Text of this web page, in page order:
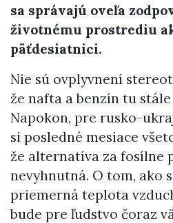
sa správajú oveľa
životnému prostrediu
päťdesiatnici.
Nie sú ovplyvnení
že nafta a benzín tu
Napokon, pre rusko-
si posledné mesiace
že alternatíva za fosílne
nevyhnutná. O tom, ako
priemerná teplota
bude pre ľudstvo čoraz